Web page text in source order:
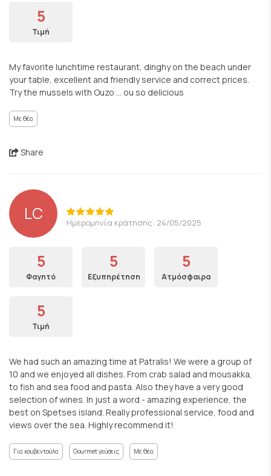
5
Τιμή
My favorite lunchtime restaurant, dinghy on the beach under
your table, excellent and friendly service and correct prices.
Try the mussels with Ouzo … ou so delicious
Με θέα
Share
LC Ημερομηνία κράτησης: 24/05/2025
5
Φαγητό
5
Εξυπηρέτηση
5
Ατμόσφαιρα
5
Τιμή
We had such an amazing time at Patralis! We were a group of
10 and we enjoyed all dishes. From crab salad and mousakka,
to fish and sea food and pasta. Also they have a very good
selection of wines. In just a word - amazing experience, the
best on Spetses island. Really professional service, food and
views over the sea. Highly recommend it!
Για κουβεντούλα Gourmet γεύσεις Με θέα